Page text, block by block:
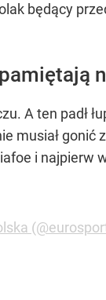
będący
A ten padł
musiał
i najpierw